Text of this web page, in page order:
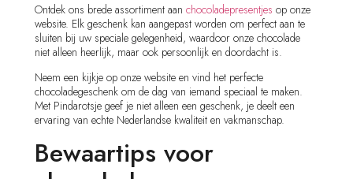
Ontdek ons brede assortiment aanchocoladepresentjes op onze
website. Elk geschenk kan aangepast worden om perfect aan te
sluiten bij uw speciale gelegenheid, waardoor onze chocolade
niet alleen heerlijk, maar ook persoonlijk en doordacht is.
Neem een kijkje op onze website en vind het perfecte
chocoladegeschenk om de dag van iemand speciaal te maken.
Met Pindarotsje geef je niet alleen een geschenk, je deelt een
ervaring van echte Nederlandse kwaliteit en vakmanschap.
Bewaartips voor